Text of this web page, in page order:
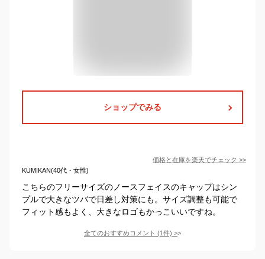
ショップでみる
価格と在庫を楽天でチェック >>
KUMIKAN(40代・女性)
こちらのフリーサイズのノースフェイスのキャップはシン
プルで大きなツバで日差し対策にも。サイズ調整も可能で
フィット感もよく、大きなロゴもかっこいいですね。
全てのおすすめコメント (1件) >